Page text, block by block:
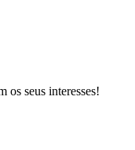
os seus interesses!